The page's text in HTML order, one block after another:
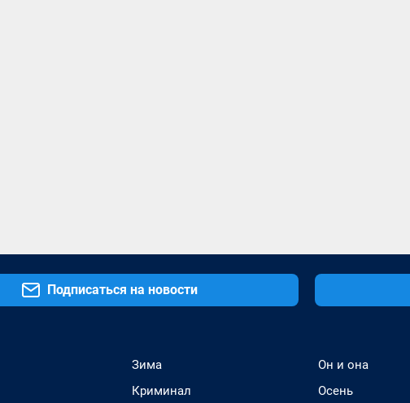
Подписаться на новости
Зима
Криминал
Он и она
Осень